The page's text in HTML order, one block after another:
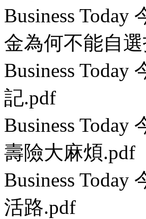
Business Today
金為何不能自
Business Today
記.pdf
Business Today
壽險大麻煩.pdf
Business Today
活路.pdf